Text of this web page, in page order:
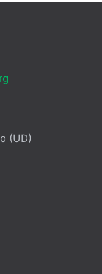
(UD)